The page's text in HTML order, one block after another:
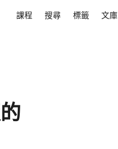
課程 搜尋 標籤 文庫